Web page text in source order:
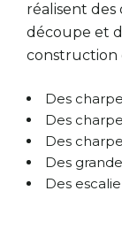
réalisent des
découpe et
construction
Des
Des
Des
Des
Des